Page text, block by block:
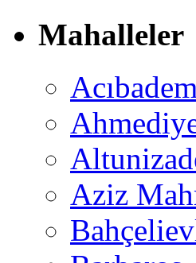
Mahalleler
Acıbadem
Aziz